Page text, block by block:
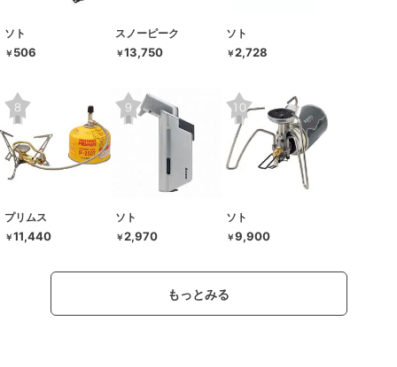
ソト
￥ 506
スノーピーク
￥13,750
ソト
￥2,728
プリムス
￥11,440
ソト
￥2,970
ソト
￥9,900
もっとみる